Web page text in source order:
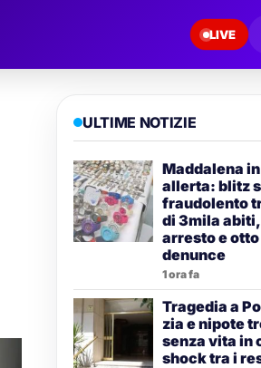
LIVE
ULTIME NOTIZIE
Maddalena in
allerta: blitz
fraudolento
di 3mila
arresto e otto
denunce
1 ora fa
Tragedia a
zia e nipote
senza vita in
shock tra i